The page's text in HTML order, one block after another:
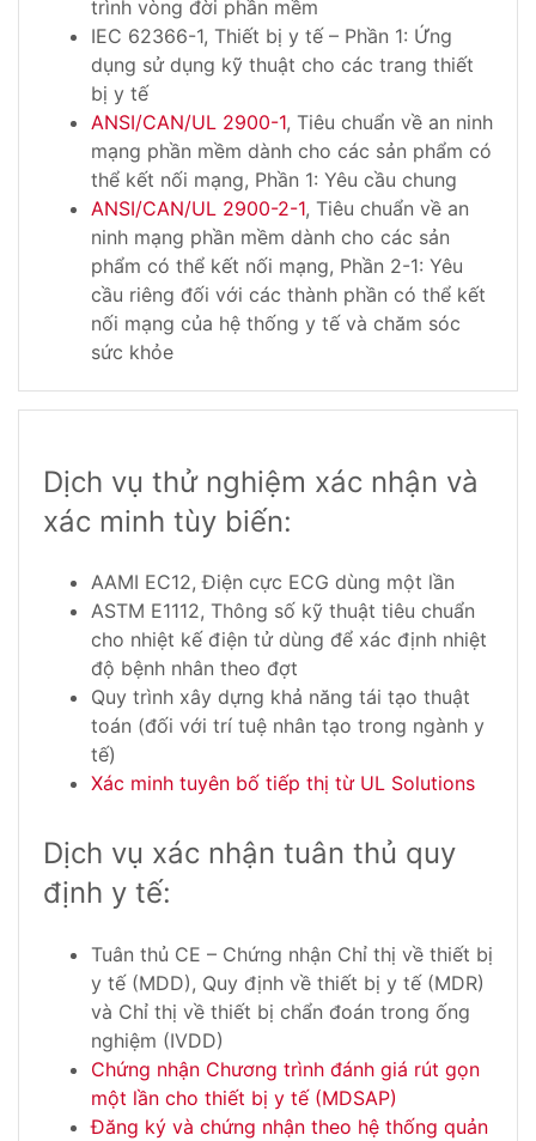
trình vòng đời phần mềm
IEC 62366-1, Thiết bị y tế – Phần 1: Ứng
dụng sử dụng kỹ thuật cho các trang thiết
bị y tế
ANSI/CAN/UL 2900-1, Tiêu chuẩn về an ninh
mạng phần mềm dành cho các sản phẩm có
thể kết nối mạng, Phần 1: Yêu cầu chung
ANSI/CAN/UL 2900-2-1, Tiêu chuẩn về an
ninh mạng phần mềm dành cho các sản
phẩm có thể kết nối mạng, Phần 2-1: Yêu
cầu riêng đối với các thành phần có thể kết
nối mạng của hệ thống y tế và chăm sóc
sức khỏe
Dịch vụ thử nghiệm xác nhận và
xác minh tùy biến:
AAMI EC12, Điện cực ECG dùng một lần
ASTM E1112, Thông số kỹ thuật tiêu chuẩn
cho nhiệt kế điện tử dùng để xác định nhiệt
độ bệnh nhân theo đợt
Quy trình xây dựng khả năng tái tạo thuật
toán (đối với trí tuệ nhân tạo trong ngành y
tế)
Xác minh tuyên bố tiếp thị từ UL Solutions
Dịch vụ xác nhận tuân thủ quy
định y tế:
Tuân thủ CE – Chứng nhận Chỉ thị về thiết bị
y tế (MDD), Quy định về thiết bị y tế (MDR)
và Chỉ thị về thiết bị chẩn đoán trong ống
nghiệm (IVDD)
Chứng nhận Chương trình đánh giá rút gọn
một lần cho thiết bị y tế (MDSAP)
Đăng ký và chứng nhận theo hệ thống quản